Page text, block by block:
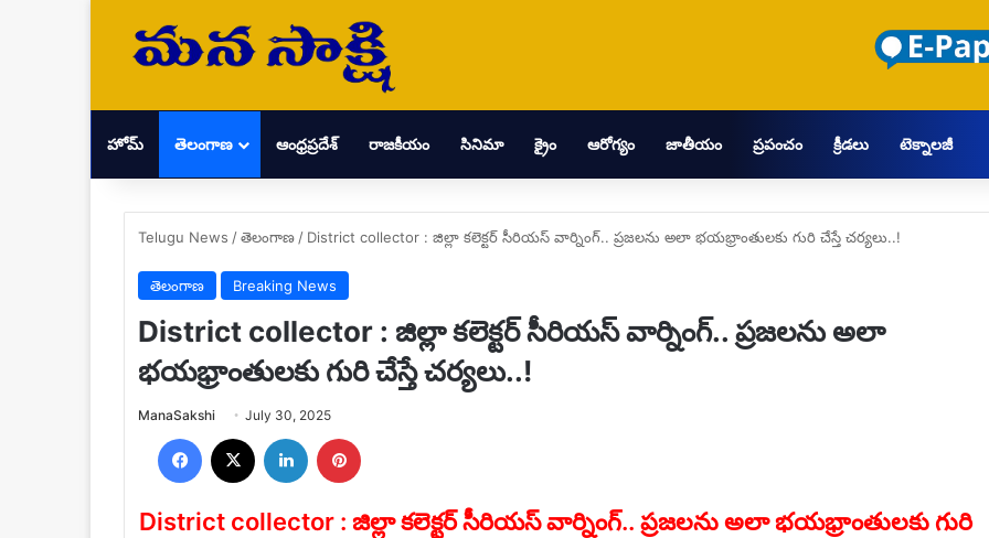
హోమ్ తెలంగాణ ఆంధ్రప్రదేశ్ రాజకీయం సినిమా క్రైం ఆరోగ్యం జాతీయం ప్రపంచం క్రీడలు టెక్నాలజీ
Telugu News /తెలంగాణ / District collector : జిల్లా కలెక్టర్ సీరియస్ వార్నింగ్.. ప్రజలను అలా భయభ్రాంతులకు గురి చేస్తే చర్యలు..!
తెలంగాణ Breaking News
District collector : జిల్లా కలెక్టర్ సీరియస్ వార్నింగ్.. ప్రజలను అలా
భయభ్రాంతులకు గురి చేస్తే చర్యలు..!
ManaSakshiSend
email
July 30, 2025
Facebook LinkedIn
District collector : జిల్లా కలెక్టర్ సీరియస్ వార్నింగ్.. ప్రజలను అలా భయభ్రాంతులకు గురి